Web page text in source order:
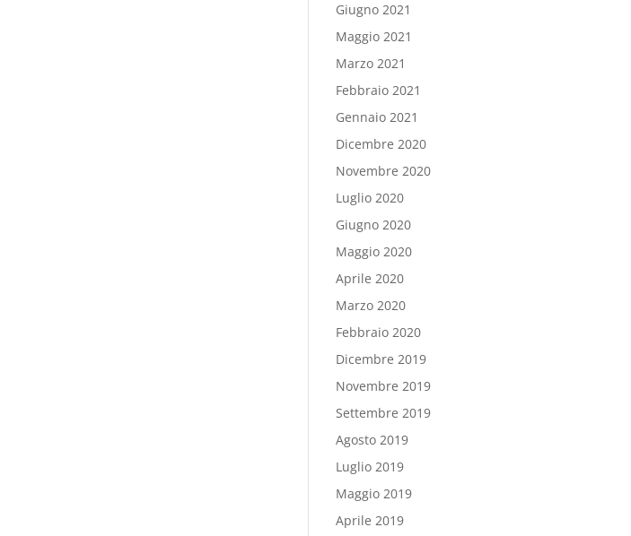
Giugno 2021
Maggio 2021
Marzo 2021
Febbraio 2021
Gennaio 2021
Dicembre 2020
Novembre 2020
Luglio 2020
Giugno 2020
Maggio 2020
Aprile 2020
Marzo 2020
Febbraio 2020
Dicembre 2019
Novembre 2019
Settembre 2019
Agosto 2019
Luglio 2019
Maggio 2019
Aprile 2019